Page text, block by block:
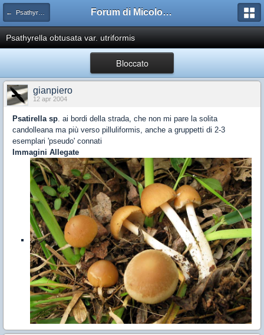
← Psathyrella Forum di Micologia AMB Gruppo di Muggia e del Carso
Psathyrella obtusata var. utriformis
Bloccato
gianpiero
12 apr 2004
Psatirella sp. ai bordi della strada, che non mi pare la solita
candolleana ma più verso pilluliformis, anche a gruppetti di 2-3
esemplari 'pseudo' connati
Immagini Allegate